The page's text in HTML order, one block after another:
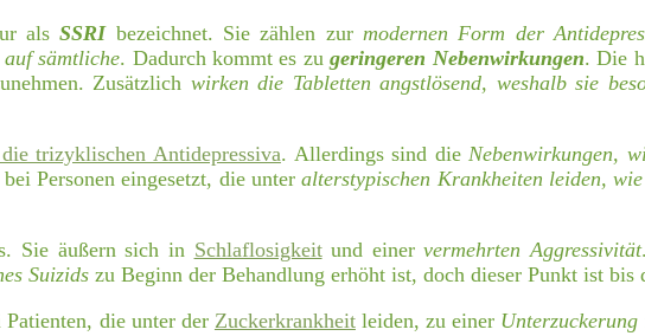
alsSSRIbezeichnet. Sie zählen zur modernen Form der
sämtliche. Dadurch kommt es zugeringeren Nebenwirkungen. Die
Zusätzlich wirken die Tabletten angstlösend, weshalb sie
trizyklischen Antidepressiva. Allerdings sind die Nebenwirkungen,
Personen eingesetzt, die unteralterstypischen Krankheiten leiden,
Sie äußern sich in Schlaflosigkeitund einervermehrten Aggressivität
Suizids zu Beginn der Behandlung erhöht ist, doch dieser Punkt ist
die unter der Zuckerkrankheitleiden, zu einer Unterzuckerung